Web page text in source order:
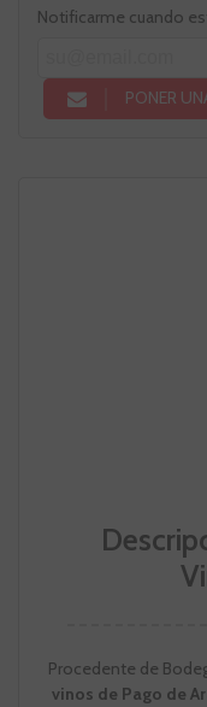
Notificarme cuando
PONER
Procedente de
vinos de Pago de